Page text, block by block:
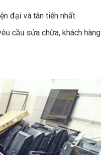
đại và tân tiến nhất.
cầu sửa chữa, khách hàng